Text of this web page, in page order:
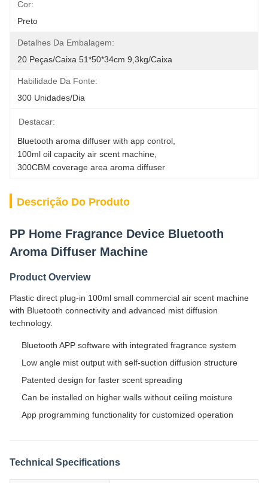
Cor:
Preto
Detalhes Da Embalagem:
20 Peças/caixa 51*50*34cm 9,3kg/caixa
Habilidade Da Fonte:
300 Unidades/dia
Destacar:
Bluetooth aroma diffuser with app control
100ml oil capacity air scent machine
300CBM coverage area aroma diffuser
Descrição Do Produto
PP Home Fragrance Device Bluetooth
Aroma Diffuser Machine
Product Overview
Plastic direct plug-in 100ml small commercial air scent machine
with Bluetooth connectivity and advanced mist diffusion
technology.
Bluetooth APP software with integrated fragrance system
Low angle mist output with self-suction diffusion structure
Patented design for faster scent spreading
Can be installed on higher walls without ceiling moisture
App programming functionality for customized operation
Technical Specifications